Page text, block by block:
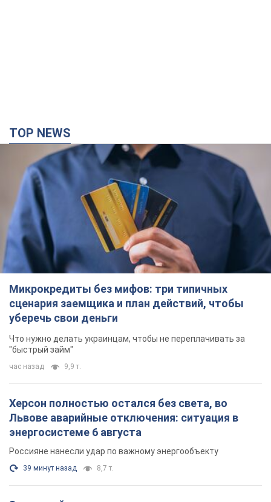
TOP NEWS
Микрокредиты без мифов: три типичных
сценария заемщика и план действий, чтобы
уберечь свои деньги
Что нужно делать украинцам, чтобы не переплачивать за
"быстрый займ"
час назад 9,9 т.
Херсон полностью остался без света, во
Львове аварийные отключения: ситуация в
энергосистеме 6 августа
Россияне нанесли удар по важному энергообъекту
39 минут назад 8,7 т.